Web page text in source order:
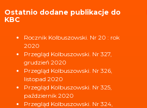
Ostatnio dodane publikacje do
KBC
Rocznik Kolbuszowski. Nr 20 : rok
2020
Przegląd Kolbuszowski. Nr 327,
grudzień 2020
Przegląd Kolbuszowski. Nr 326,
listopad 2020
Przegląd Kolbuszowski. Nr 325,
październik 2020
Przegląd Kolbuszowski. Nr 324,